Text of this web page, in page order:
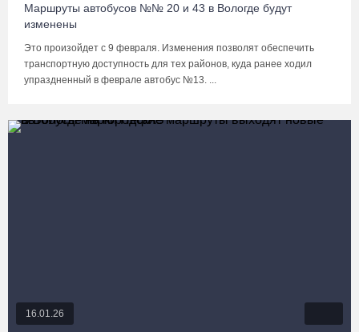
Маршруты автобусов №№ 20 и 43 в Вологде будут
изменены
Это произойдет с 9 февраля. Изменения позволят обеспечить
транспортную доступность для тех районов, куда ранее ходил
упраздненный в феврале автобус №13. ...
16.01.26